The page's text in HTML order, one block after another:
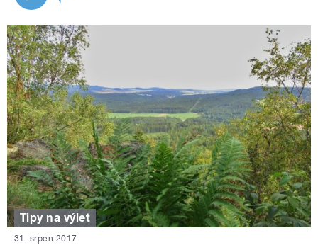
Tipy na výlet
31. srpen 2017